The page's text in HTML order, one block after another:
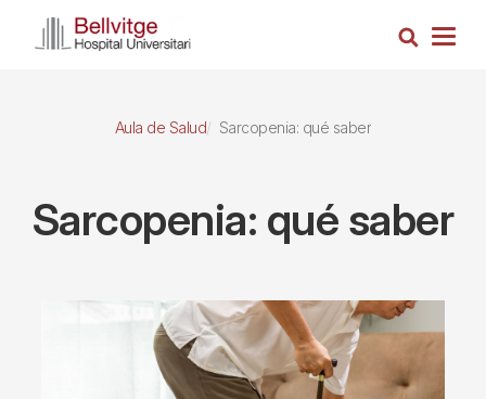
Busca
Aula de Salud Sarcopenia: qué saber
Sarcopenia: qué saber